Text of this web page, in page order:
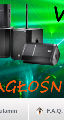
F.A.Q.